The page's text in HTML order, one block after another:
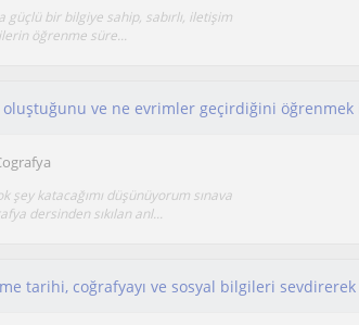
bir bilgiye sahip, sabırlı, iletişim
öğrenme süre...
şey katacağımı düşünüyorum sınava
dersinden sıkılan anl...